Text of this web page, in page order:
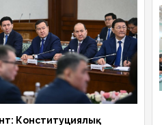
Конституциялық